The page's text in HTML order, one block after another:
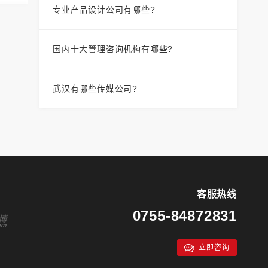
专业产品设计公司有哪些?
国内十大管理咨询机构有哪些?
武汉有哪些传媒公司?
客服热线
0755-84872831
立即咨询